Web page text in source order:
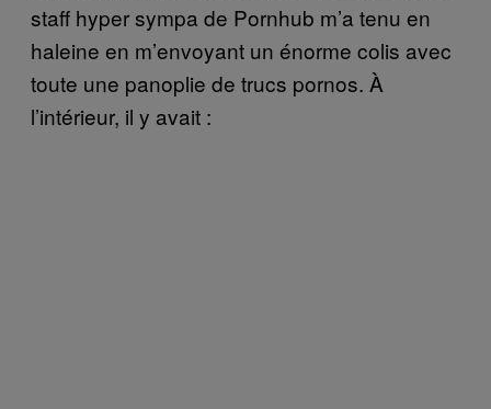
staff hyper sympa de Pornhub m’a tenu en
haleine en m’envoyant un énorme colis avec
toute une panoplie de trucs pornos. À
l’intérieur, il y avait :